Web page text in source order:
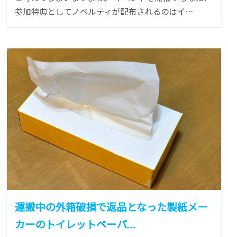
参加特典としてノベルティが配布されるのはイ…
運搬中の外箱破損で返品となった製紙メー
カーのトイレットペーパ…